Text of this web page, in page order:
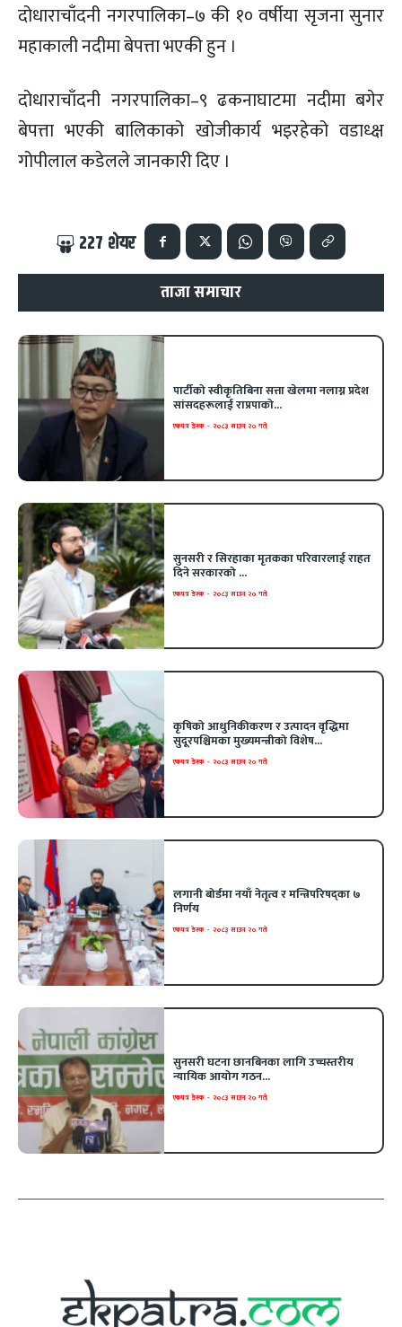
दोधाराचाँदनी नगरपालिका–७ की १० वर्षीया सृजना सुनार
महाकाली नदीमा बेपत्ता भएकी हुन ।
दोधाराचाँदनी नगरपालिका–९ ढकनाघाटमा नदीमा बगेर
बेपत्ता भएकी बालिकाको खोजीकार्य भइरहेको वडाध्क्ष
गोपीलाल कडेलले जानकारी दिए ।
227 शेयर
ताजा समाचार
पार्टीको स्वीकृतिबिना सत्ता खेलमा नलाग्न प्रदेश
सांसदहरूलाई राप्रपाको...
एकपत्र डेस्क - २०८३ साउन २० गते
सुनसरी र सिरहाका मृतकका परिवारलाई राहत
दिने सरकारको ...
एकपत्र डेस्क - २०८३ साउन २० गते
कृषिको आधुनिकीकरण र उत्पादन वृद्धिमा
सुदूरपश्चिमका मुख्यमन्त्रीको विशेष...
एकपत्र डेस्क - २०८३ साउन २० गते
लगानी बोर्डमा नयाँ नेतृत्व र मन्त्रिपरिषद्का ७
निर्णय
एकपत्र डेस्क - २०८३ साउन २० गते
सुनसरी घटना छानबिनका लागि उच्चस्तरीय
न्यायिक आयोग गठन...
एकपत्र डेस्क - २०८३ साउन २० गते